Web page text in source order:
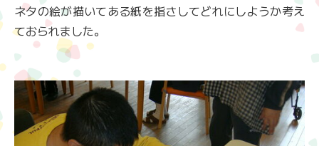
ネタの絵が描いてある紙を指さしてどれにしようか考え
ておられました。